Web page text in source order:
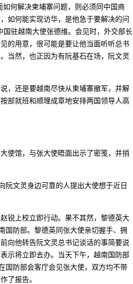
何解决柬埔寨问题，则必须同中国商
如何能实现访华，是他急于要解决的问
驻越南大使张德维。会见时，外交部长
的用意，很可能是要让他当面听听总书
当然，也正因为有阮基石在场，阮文灵
，还是要越南尽快从柬埔寨撤军，并解
部就班和顺理成章地安排两国领导人高
使馆，与张大使晤面出示了密笺，并捎
阮文灵身边可靠的人提出大使想于近日
锐上校立即行动。果不其然，黎德英大
国防部。黎德英同张大使亲切握手、拥
向他转告阮文灵总书记谈话的事简要说
示将立即去办。当天下午，越南国防部
国防部会客厅会见张大使，双方均不带
了报告。